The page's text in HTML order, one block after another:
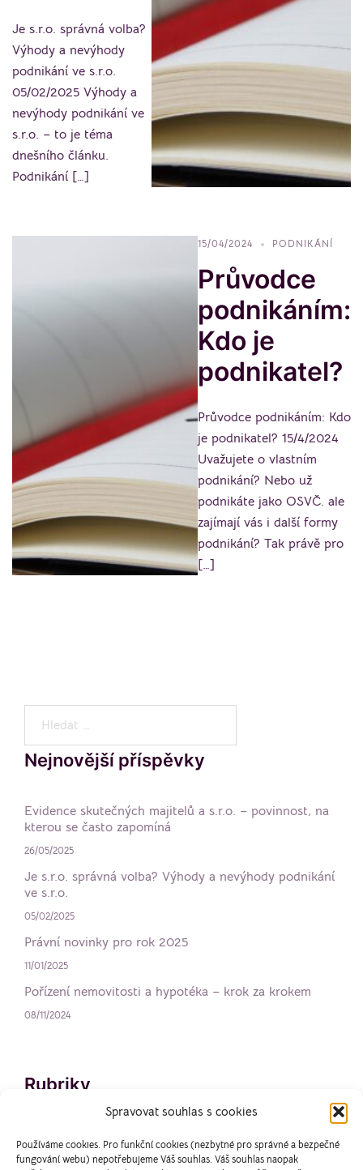
Spravovat souhlas s cookies
Používáme cookies. Pro funkční cookies (nezbytné pro správné a bezpečné
fungování webu) nepotřebujeme Váš souhlas. Váš souhlas naopak
Je s.r.o. správná volba?
Výhody a nevýhody
podnikání ve s.r.o. ​
05/02/2025 Výhody a
nevýhody podnikání ve
s.r.o. – to je téma
dnešního článku.
Podnikání […]
15/04/2024 PODNIKÁNÍ
Průvodce
podnikáním:
Kdo je
podnikatel?
Průvodce podnikáním: Kdo
je podnikatel? 15/4/2024
Uvažujete o vlastním
podnikání? Nebo už
podnikáte jako OSVČ. ale
zajímají vás i další formy
podnikání? Tak právě pro
[…]
Nejnovější příspěvky
Evidence skutečných majitelů a s.r.o. – povinnost, na
kterou se často zapomíná
26/05/2025
Je s.r.o. správná volba? Výhody a nevýhody podnikání
ve s.r.o.
05/02/2025
Právní novinky pro rok 2025
11/01/2025
Pořízení nemovitosti a hypotéka – krok za krokem
08/11/2024
Rubriky
Nemovitosti
Podnikání